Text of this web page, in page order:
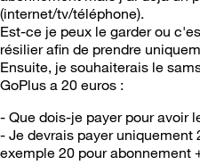
(internet/tv/téléphone).
Est-ce je peux le garder ou
résilier afin de prendre
Ensuite, je souhaiterais le
GoPlus a 20 euros :
- Que dois-je payer pour avoir
- Je devrais payer uniquement
exemple 20 pour abonnement